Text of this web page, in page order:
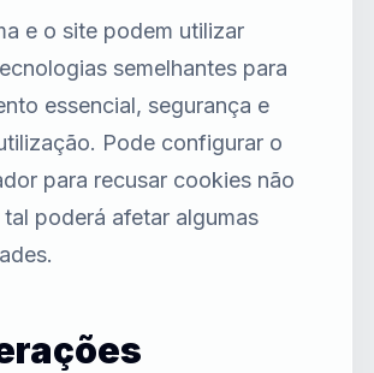
e o site podem utilizar
semelhantes para
essencial, segurança e
Pode configurar o
para recusar cookies não
poderá afetar algumas